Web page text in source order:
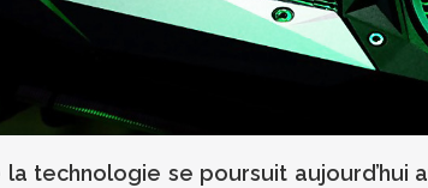
technologie se poursuit aujourd’hui